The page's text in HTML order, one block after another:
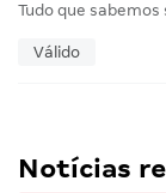
Tudo que sabemos
Válido
Notícias